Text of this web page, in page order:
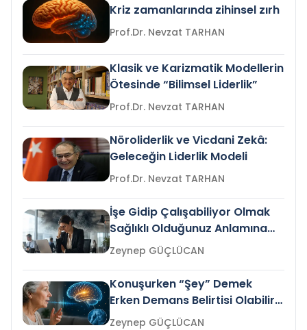
Kriz zamanlarında zihinsel zırh
Prof.Dr. Nevzat TARHAN
Klasik ve Karizmatik Modellerin
Ötesinde “Bilimsel Liderlik”
Prof.Dr. Nevzat TARHAN
Nöroliderlik ve Vicdani Zekâ:
Geleceğin Liderlik Modeli
Prof.Dr. Nevzat TARHAN
İşe Gidip Çalışabiliyor Olmak
Sağlıklı Olduğunuz Anlamına
Gelir mi?Zeynep GÜÇLÜCAN
Konuşurken “Şey” Demek
Erken Demans Belirtisi Olabilir
mi?
Zeynep GÜÇLÜCAN